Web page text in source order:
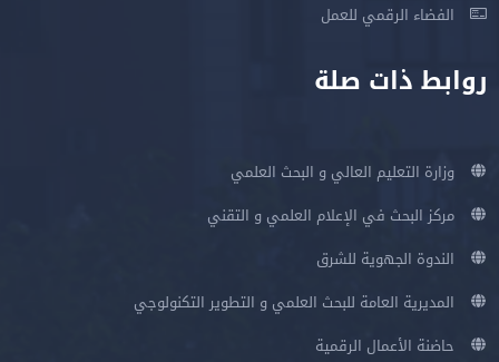
الفضاء الرقمي للعمل
روابط ذات صلة
وزارة التعليم العالي و البحث العلمي
مركز البحث في الإعلام العلمي و التقني
الندوة الجهوية للشرق
المديرية العامة للبحث العلمي و التطوير التكنولوجي
حاضنة الأعمال الرقمية